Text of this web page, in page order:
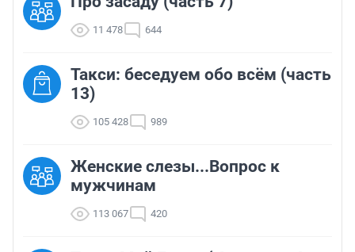
11 478 644
Такси: беседуем обо всём (часть
13)
105 428 989
Женские слезы...Вопрос к
мужчинам
113 067 420